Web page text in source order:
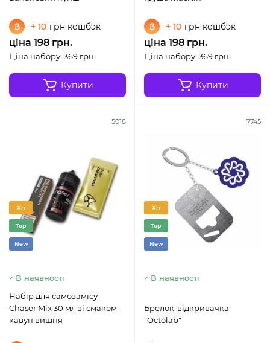
+ 10 грн кешбэк
ціна 198 грн.
Ціна набору: 369 грн.
Купити
+ 10 грн кешбэк
ціна 198 грн.
Ціна набору: 369 грн.
Купити
5018
Хіт
Top
New
В наявності
Набір для самозамісу
Chaser Mix 30 мл зі смаком
кавун вишня
7745
Хіт
Top
New
В наявності
Брелок-відкривачка
"Octolab"